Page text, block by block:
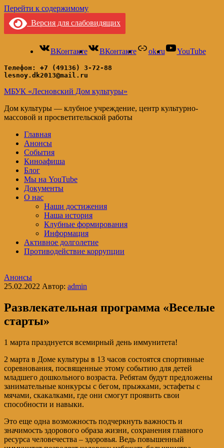
Перейти к содержимому
Версия для слабовидящих
ВКонтакте ВКонтакте ok.ru YouTube
Телефон: +7 (49136) 3-72-88
lesnoy.dk2013@mail.ru
МБУК «Лесновский Дом культуры»
Дом культуры — клубное учреждение, центр культурно-
массовой и просветительской работы
Главная
Анонсы
События
Киноафиша
Блог
Мы на YouTube
Документы
О нас
Наши достижения
Наша история
Клубные формирования
Информация
Активное долголетие
Противодействие коррупции
Анонсы
25.02.2022 Автор: admin
Развлекательная программа «Веселые
старты»
1 марта празднуется всемирный день иммунитета!
2 марта в Доме культуры в 13 часов состоятся спортивные
соревнования, посвященные этому событию для детей
младшего дошкольного возраста. Ребятам будут предложены
занимательные конкурсы с бегом, прыжками, эстафеты с
мячами, скакалками, где они смогут проявить свои
способности и навыки.
Это еще одна возможность подчеркнуть важность и
значимость здорового образа жизни, сохранения главного
ресурса человечества – здоровья. Ведь повышенный